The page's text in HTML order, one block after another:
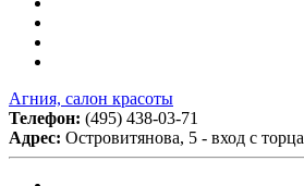
Агния, салон красоты
Телефон: (495) 438-03-71
Адрес: Островитянова, 5 - вход с торца